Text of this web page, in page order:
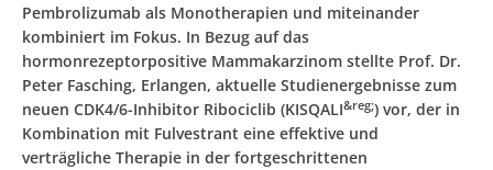
Pembrolizumab als Monotherapien und miteinander
kombiniert im Fokus. In Bezug auf das
hormonrezeptorpositive Mammakarzinom stellte Prof. Dr.
Peter Fasching, Erlangen, aktuelle Studienergebnisse zum
neuen CDK4/6-Inhibitor Ribociclib (KISQALI&reg;) vor, der in
Kombination mit Fulvestrant eine effektive und
verträgliche Therapie in der fortgeschrittenen